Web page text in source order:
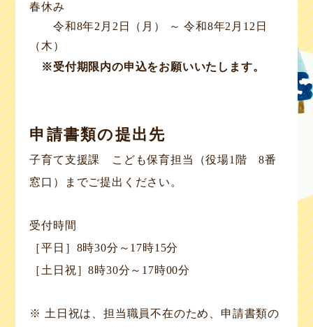
春休み
令和8年2月2日（月） ～ 令和8年2月12日
（木）
※受付期限内の申込をお願いいたします。
申請書類の提出先
子育て支援課 こども保育担当（役場1階 8番
窓口）までご提出ください。
受付時間
［平日］8時30分～17時15分
［土日祝］8時30分～17時00分
※ 土日祝は、担当職員不在のため、申請書類の